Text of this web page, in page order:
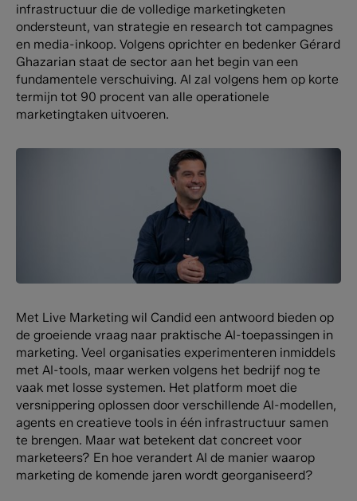
infrastructuur die de volledige marketingketen
ondersteunt, van strategie en research tot campagnes
en media-inkoop. Volgens oprichter en bedenker Gérard
Ghazarian staat de sector aan het begin van een
fundamentele verschuiving. AI zal volgens hem op korte
termijn tot 90 procent van alle operationele
marketingtaken uitvoeren.
Met Live Marketing wil Candid een antwoord bieden op
de groeiende vraag naar praktische AI-toepassingen in
marketing. Veel organisaties experimenteren inmiddels
met AI-tools, maar werken volgens het bedrijf nog te
vaak met losse systemen. Het platform moet die
versnippering oplossen door verschillende AI-modellen,
agents en creatieve tools in één infrastructuur samen
te brengen. Maar wat betekent dat concreet voor
marketeers? En hoe verandert AI de manier waarop
marketing de komende jaren wordt georganiseerd?